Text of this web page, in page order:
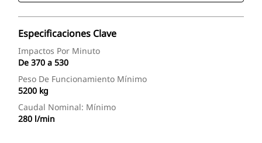
Especificaciones Clave
Impactos Por Minuto
De 370 a 530
Peso De Funcionamiento Mínimo
5200 kg
Caudal Nominal: Mínimo
280 l/min